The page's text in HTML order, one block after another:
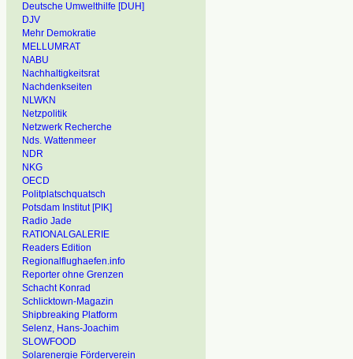
Deutsche Umwelthilfe [DUH]
DJV
Mehr Demokratie
MELLUMRAT
NABU
Nachhaltigkeitsrat
Nachdenkseiten
NLWKN
Netzpolitik
Netzwerk Recherche
Nds. Wattenmeer
NDR
NKG
OECD
Politplatschquatsch
Potsdam Institut [PIK]
Radio Jade
RATIONALGALERIE
Readers Edition
Regionalflughaefen.info
Reporter ohne Grenzen
Schacht Konrad
Schlicktown-Magazin
Shipbreaking Platform
Selenz, Hans-Joachim
SLOWFOOD
Solarenergie Förderverein